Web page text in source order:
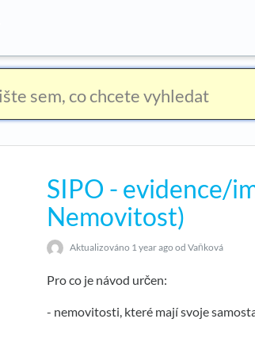
SIPO - evidence/
Nemovitost)
Aktualizováno 1 year ago od Vaňková
Pro co je návod určen:
- nemovitosti, které mají svoje